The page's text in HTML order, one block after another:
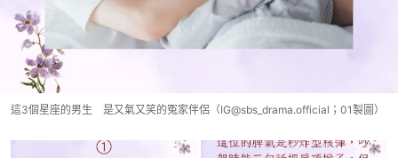
這3個星座的男生 是又氣又笑的冤家伴侶（IG@sbs_drama.official；01製圖）